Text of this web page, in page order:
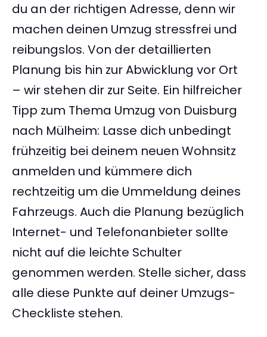
du an der richtigen Adresse, denn wir
machen deinen Umzug stressfrei und
reibungslos. Von der detaillierten
Planung bis hin zur Abwicklung vor Ort
– wir stehen dir zur Seite. Ein hilfreicher
Tipp zum Thema Umzug von Duisburg
nach Mülheim: Lasse dich unbedingt
frühzeitig bei deinem neuen Wohnsitz
anmelden und kümmere dich
rechtzeitig um die Ummeldung deines
Fahrzeugs. Auch die Planung bezüglich
Internet- und Telefonanbieter sollte
nicht auf die leichte Schulter
genommen werden. Stelle sicher, dass
alle diese Punkte auf deiner Umzugs-
Checkliste stehen.